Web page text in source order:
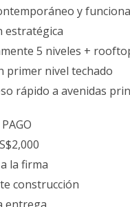
y
estratégica
5 niveles +
primer nivel techado
rápido a avenidas
la firma
construcción